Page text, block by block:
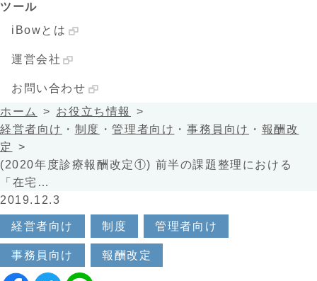
ツール
iBowとは
運営会社
お問い合わせ
ホーム
お役立ち情報
経営者向け ・ 制度 ・管理者向け ・事務員向け ・ 報酬改
定
(2020年度診療報酬改定①) 前半の課題整理における
「在宅…
2019.12.3
経営者向け 制度 管理者向け
事務員向け 報酬改定